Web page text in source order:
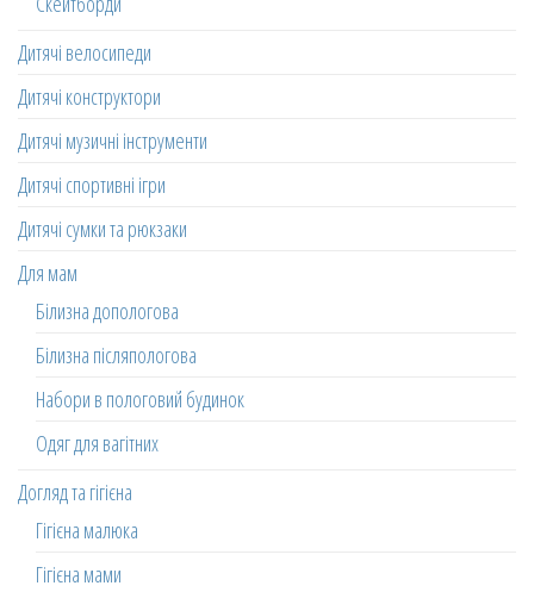
Дитячі велосипеди
Дитячі конструктори
Дитячі музичні інструменти
Дитячі спортивні ігри
Дитячі сумки та рюкзаки
Для мам
Білизна допологова
Білизна післяпологова
Набори в пологовий будинок
Одяг для вагітних
Догляд та гігієна
Гігієна малюка
Гігієна мами